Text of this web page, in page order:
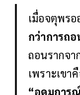
เมื่อจตุพรอ
กว่าการถอ
ถอนรากจ
เพราะเข
“อุดมการ